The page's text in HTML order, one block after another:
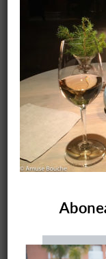
Salvează-mi
navigator
CAUTARE
COMANDĂ